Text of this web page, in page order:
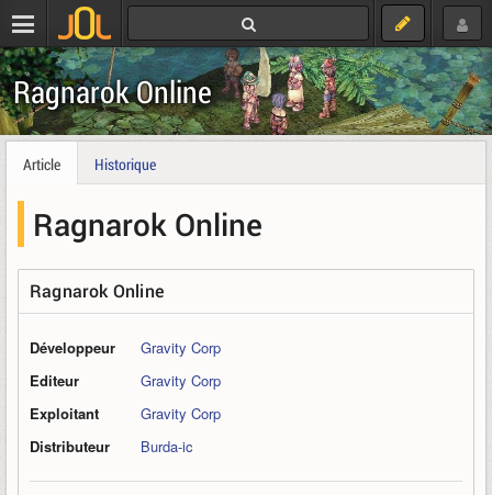
Ragnarok Online
Article Historique
Ragnarok Online
Ragnarok Online
Développeur
Gravity Corp
Editeur
Gravity Corp
Exploitant
Gravity Corp
Distributeur
Burda-ic